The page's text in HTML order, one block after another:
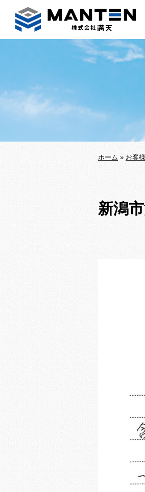
ホーム » お客
新潟